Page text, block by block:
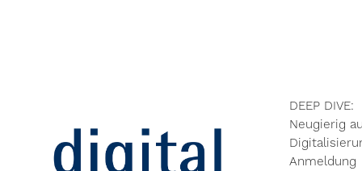
DEEP DIVE:
Neugierig
Anmeldung